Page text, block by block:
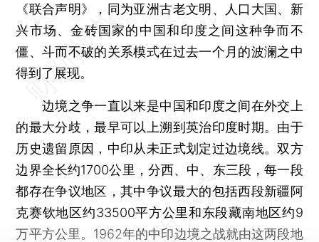
《联合声明》，同为亚洲古老文明、人口大国、新
兴市场、金砖国家的中国和印度之间这种争而不
僵、斗而不破的关系模式在过去一个月的波澜之中
得到了展现。
边境之争一直以来是中国和印度之间在外交上
的最大分歧，最早可以上溯到英治印度时期。由于
历史遗留原因，中印从未正式划定过边境线。双方
边界全长约1700公里，分西、中、东三段，每一段
都存在争议地区，其中争议最大的包括西段新疆阿
克赛钦地区约33500平方公里和东段藏南地区约9
万平方公里。1962年的中印边境之战就由这两段地